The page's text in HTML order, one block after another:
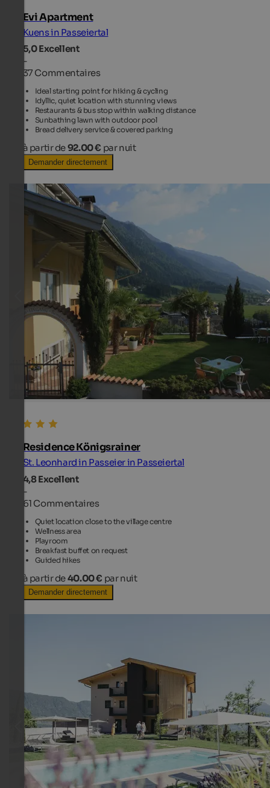
Evi Apartment
Kuens in Passeiertal
5,0Excellent
-
37 Commentaires
Ideal starting point for hiking & cycling
Idyllic, quiet location with stunning views
Restaurants & bus stop within walking distance
Sunbathing lawn with outdoor pool
Bread delivery service & covered parking
à partir de92.00 € par nuit
Demander directement
Residence Königsrainer
St. Leonhard in Passeier in Passeiertal
4,8Excellent
-
61 Commentaires
Quiet location close to the village centre
Wellness area
Playroom
Breakfast buffet on request
Guided hikes
à partir de40.00 € par nuit
Demander directement